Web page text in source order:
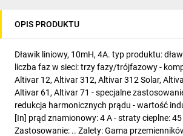
OPIS PRODUKTU
Dławik liniowy, 10mH, 4A. typ produktu:
liczba faz w sieci: trzy fazy/trójfazowy -
Altivar 12, Altivar 312, Altivar 312 Solar,
Altivar 61, Altivar 71 - specjalne
redukcja harmonicznych prądu - wartość
[In] prąd znamionowy: 4 A - straty cieplne: 45
Zastosowanie: .. Zalety: Gama